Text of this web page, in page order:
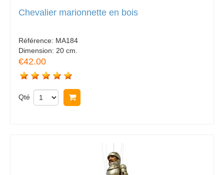
Chevalier marionnette en bois
Référence: MA184
Dimension: 20 cm.
€42.00
Qté